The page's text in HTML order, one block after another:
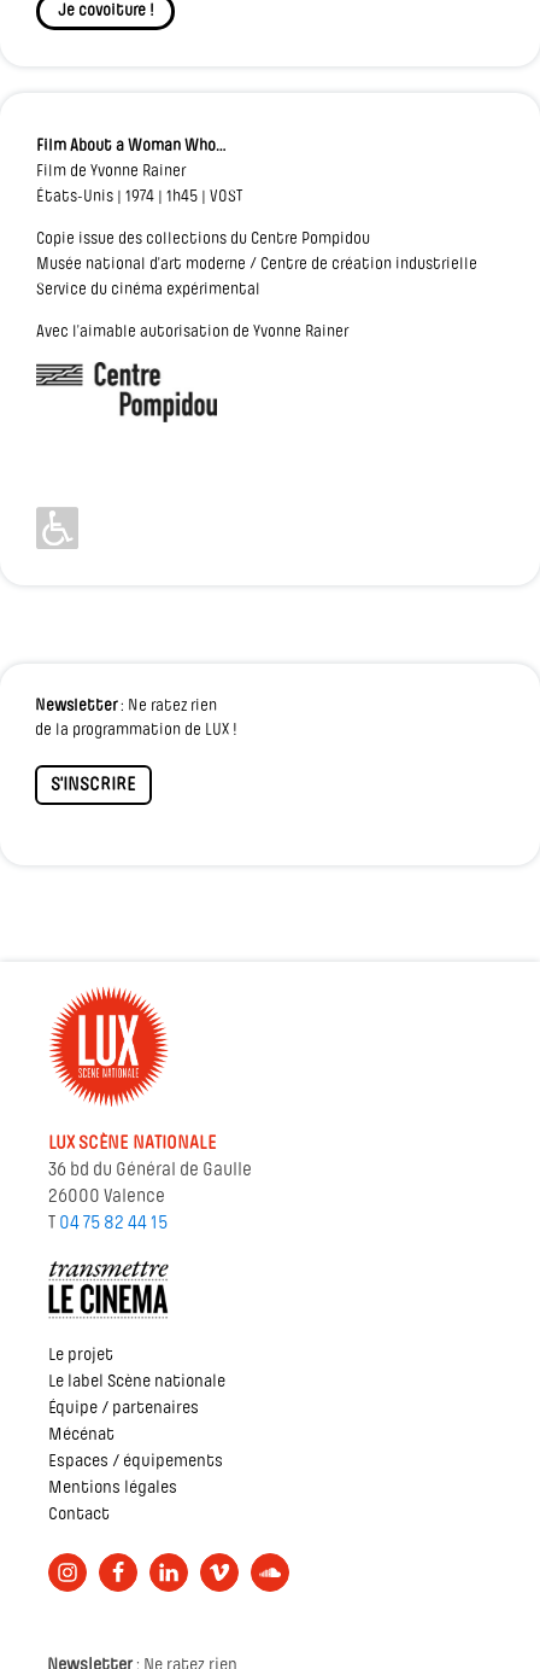
Je covoiture !
Film About a Woman Who…
Film de Yvonne Rainer
États-Unis | 1974 | 1h45 | VOST
Copie issue des collections du Centre Pompidou
Musée national d’art moderne / Centre de création industrielle
Service du cinéma expérimental
Avec l’aimable autorisation de Yvonne Rainer
Newsletter: Ne ratez rien
de la programmation de LUX !
S'INSCRIRE
LUX SCÈNE NATIONALE
36 bd du Général de Gaulle
26000 Valence
T 04 75 82 44 15
Le projet
Le label Scène nationale
Équipe / partenaires
Mécénat
Espaces / équipements
Mentions légales
Contact